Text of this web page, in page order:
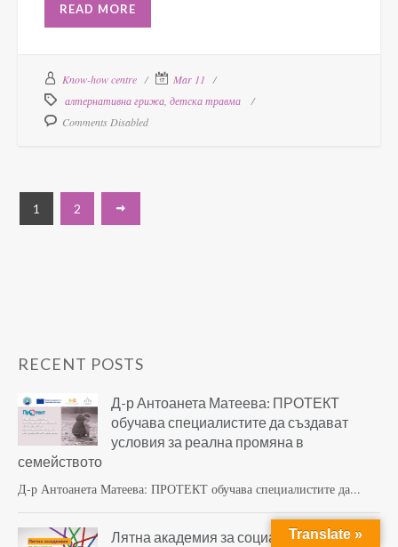
READ MORE
Know-how centre
Mar 11
алтернативна грижа детска травма
Comments Disabled
1 2
RECENT POSTS
Д-р Антоанета Матеева: ПРОТЕКТ
обучава специалистите да създават
условия за реална промяна в
семейството
Д-р Антоанета Матеева: ПРОТЕКТ обучава специалистите да...
Лятна академия за социалнаTranslate »